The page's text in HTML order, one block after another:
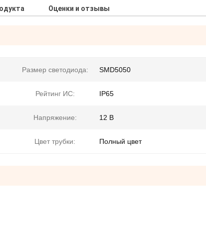
Оценки и отзывы
Размер светодиода: SMD5050
Рейтинг ИС: IP65
Напряжение: 12 В
Цвет трубки: Полный цвет